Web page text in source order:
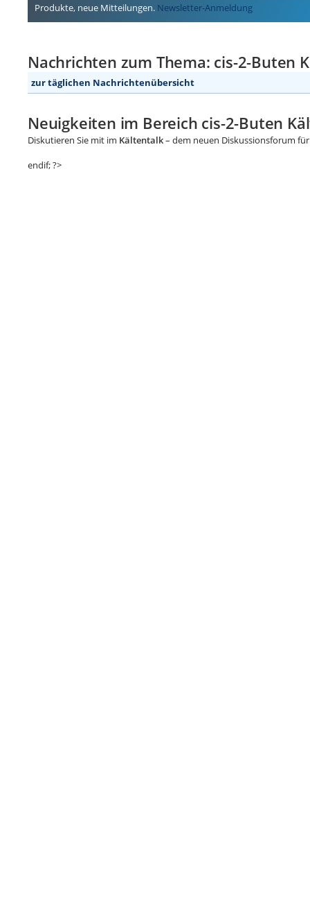
Produkte, neue Mitteilungen. Newsletter-Anmeldung
Nachrichten zum Thema: cis-2-Buten
zur täglichen Nachrichtenübersicht
Neuigkeiten im Bereich cis-2-Buten
Diskutieren Sie mit im Kältentalk– dem neuen Diskussionsforum
endif; ?>